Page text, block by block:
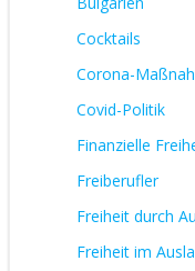
Cocktails
Corona-
Covid-Politik
Finanzielle
Freiberufler
Freiheit durch
Freiheit im